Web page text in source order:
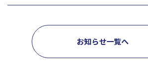
コーポレートサイトTOPへ
お知らせ一覧へ